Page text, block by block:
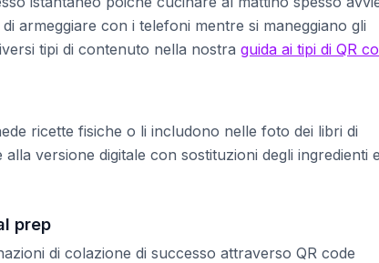
armeggiare con i telefoni mentre si maneggiano gli
tipi di contenuto nella nostra guida ai tipi di QR
ricette fisiche o li includono nelle foto dei libri di
versione digitale con sostituzioni degli ingredienti e
prep
di colazione di successo attraverso QR code